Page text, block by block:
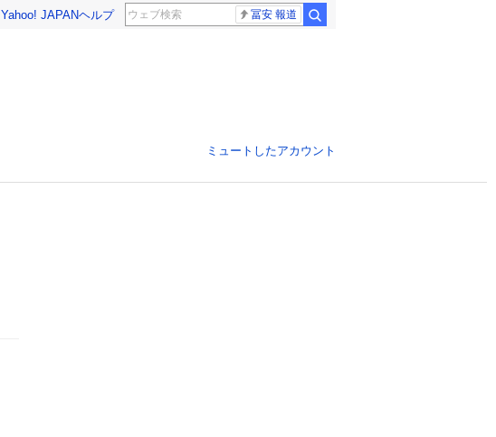
Yahoo! JAPANヘルプ 冨安 報道
ミュートしたアカウント